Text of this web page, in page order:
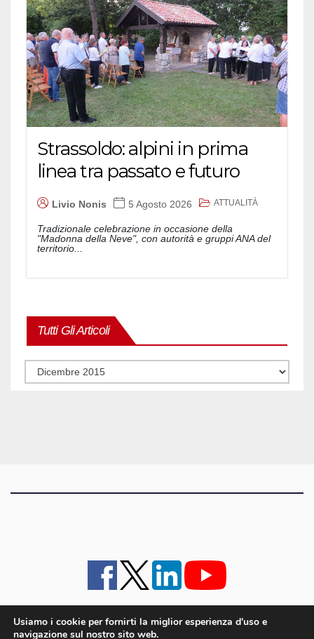
Strassoldo: alpini in prima
linea tra passato e futuro
Livio Nonis 5 Agosto 2026 ATTUALITÀ
Tradizionale celebrazione in occasione della
"Madonna della Neve", con autorità e gruppi ANA del
territorio...
Tutti Gli Articoli
Tutti
articoli
iMagazine · contatti e staff · lavora con noi
Usiamo i cookie per fornirti la miglior esperienza d'uso e
navigazione sul nostro sito web.